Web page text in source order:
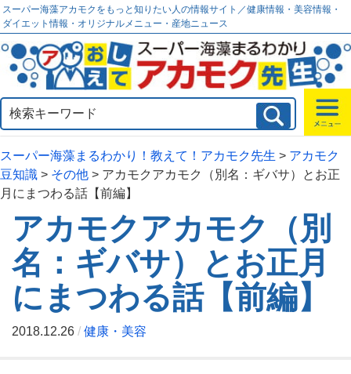
スーパー海藻アカモクをもっと知りたい人の情報サイト／健康情報・美容情報・
ダイエット情報・オリジナルメニュー・産地ニュース
スーパー海藻まるわかり！教えて！アカモク先生 > アカモク
豆知識 > その他 > アカモクアカモク（別名：ギバサ）とお正
月にまつわる話【前編】
アカモクアカモク（別
名：ギバサ）とお正月
にまつわる話【前編】
2018.12.26 / 健康・美容